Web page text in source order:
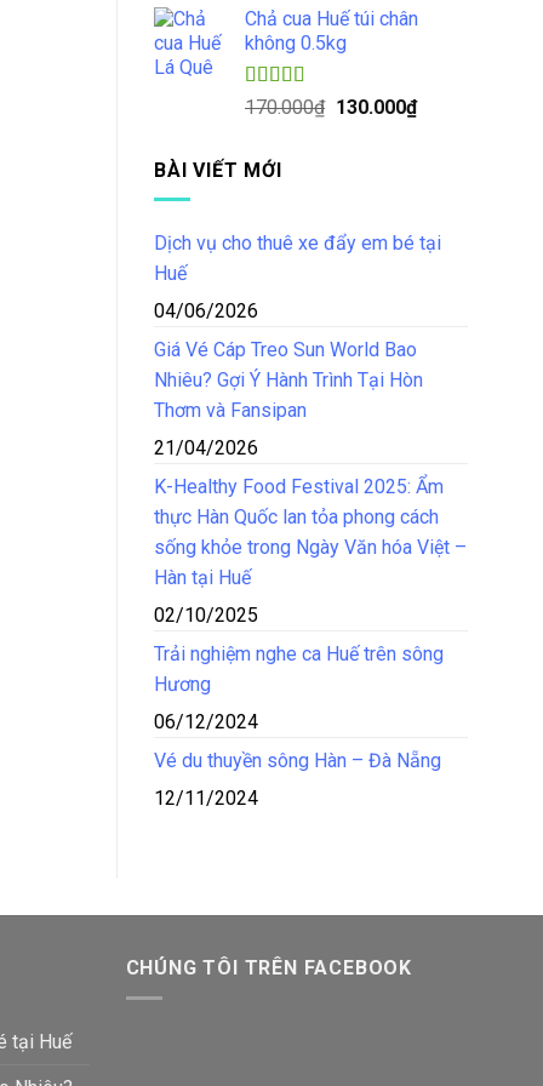
5 sao
là:
150.000₫.
tại
Chả cua Huế túi chân
không 0.5kg
Được xếp
4.50
170.000₫ Giá
130.000₫Giá
BÀI VIẾT MỚI
Dịch vụ cho thuê xe đẩy em bé tại
Huế
04/06/2026
Giá Vé Cáp Treo Sun World Bao
Nhiêu? Gợi Ý Hành Trình Tại Hòn
Thơm và Fansipan
21/04/2026
K-Healthy Food Festival 2025: Ẩm
thực Hàn Quốc lan tỏa phong cách
sống khỏe trong Ngày Văn hóa Việt –
Hàn tại Huế
02/10/2025
Trải nghiệm nghe ca Huế trên sông
Hương
06/12/2024
Vé du thuyền sông Hàn – Đà Nẵng
12/11/2024
tại Huế
CHÚNG TÔI TRÊN FACEBOOK